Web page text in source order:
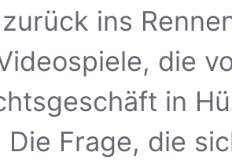
ins
die
in
Die Frage, die